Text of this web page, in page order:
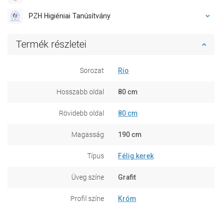
PZH Higiéniai Tanúsítvány
Termék részletei
Sorozat Rio
Hosszabb oldal 80 cm
Rövidebb oldal 80 cm
Magasság 190 cm
Típus Félig kerek
Üveg színe Grafit
Profil színe Króm